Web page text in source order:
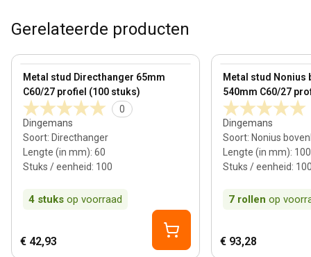
Gerelateerde producten
Metal stud Directhanger 65mm
C60/27 profiel (100 stuks)
0
Dingemans
Soort: Directhanger
Lengte (in mm): 60
Stuks / eenheid: 100
4 stuks op voorraad
View product
€ 42,93
Metal stud Nonius
540mm C60/27
Dingemans
Soort: Nonius
Lengte (in mm): 100
Stuks / eenheid:
7 rollen op
View product
€ 93,28